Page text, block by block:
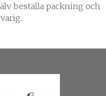
beställa packning och